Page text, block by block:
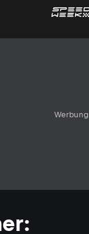
Werbung